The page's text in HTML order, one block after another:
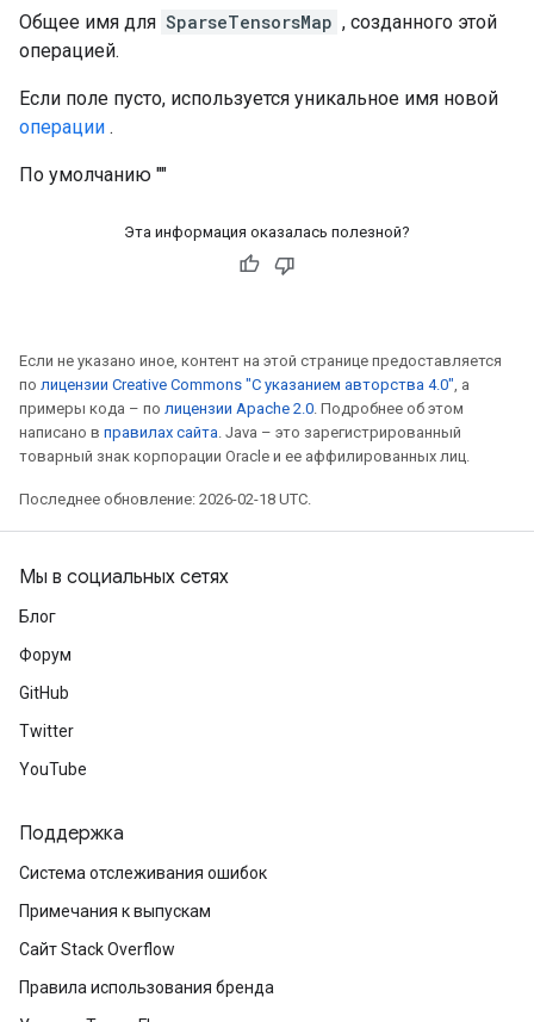
Общее имя для SparseTensorsMap , созданного этой
операцией.
Если поле пусто, используется уникальное имя новой
операции .
По умолчанию ""
Эта информация оказалась полезной?
Если не указано иное, контент на этой странице предоставляется
по лицензии Creative Commons "С указанием авторства 4.0", а
примеры кода – по лицензии Apache 2.0. Подробнее об этом
написано в правилах сайта. Java – это зарегистрированный
товарный знак корпорации Oracle и ее аффилированных лиц.
Последнее обновление: 2026-02-18 UTC.
Мы в социальных сетях
Блог
Форум
GitHub
Twitter
YouTube
Поддержка
Система отслеживания ошибок
Примечания к выпускам
Сайт Stack Overflow
Правила использования бренда